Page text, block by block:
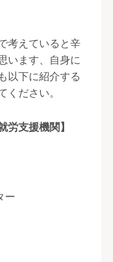
考えていると辛
います、自身に
以下に紹介する
ください。
労支援機関】
ー